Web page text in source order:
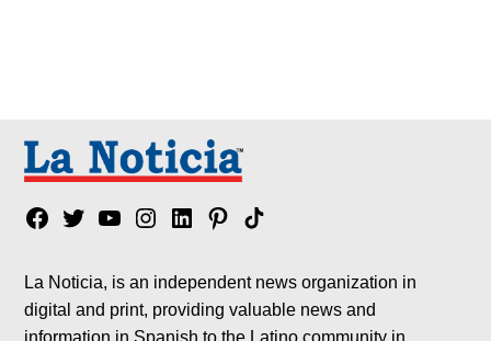
Facebook
TwitterYouTubeInstagram
LinkedinPinterest
Tik
La Noticia, is an independent news organization in
digital and print, providing valuable news and
information in Spanish to the Latino community in